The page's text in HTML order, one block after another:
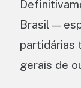
Brasil —
partidárias
gerais de